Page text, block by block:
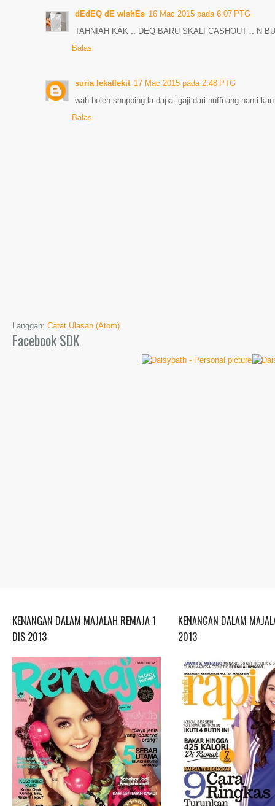
dEdEQ dE wIshEs 16 Mac 2015 pada 6:07 PTG
TAHNIAH KAK .. DEQ BARU SKALI CASHOUT .. N
Balas
suria lekatlekit 17 Mac 2015 pada 2:48 PTG
wah boleh shopping la dapat gaji dari nuffnang nanti kan
Balas
Langgan: Catat Ulasan (Atom)
Facebook SDK
KENANGAN DALAM MAJALAH REMAJA 1
DIS 2013
KENANGAN DALAM
2013